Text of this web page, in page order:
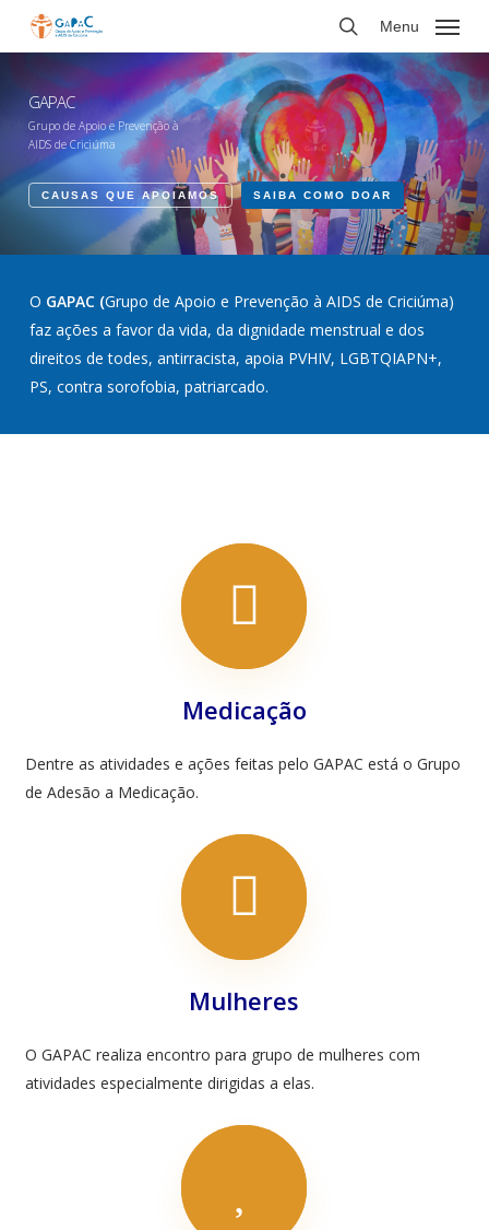
content
buscar
Menu
GAPAC
Grupo de Apoio e Prevenção à
AIDS de Criciúma
CAUSAS QUE APOIAMOS SAIBA COMO DOAR
O GAPAC (Grupo de Apoio e Prevenção à AIDS de Criciúma)
faz ações a favor da vida, da dignidade menstrual e dos
direitos de todes, antirracista, apoia PVHIV, LGBTQIAPN+,
PS, contra sorofobia, patriarcado.
Medicação
Dentre as atividades e ações feitas pelo GAPAC está o Grupo
de Adesão a Medicação.
Mulheres
O GAPAC realiza encontro para grupo de mulheres com
atividades especialmente dirigidas a elas.